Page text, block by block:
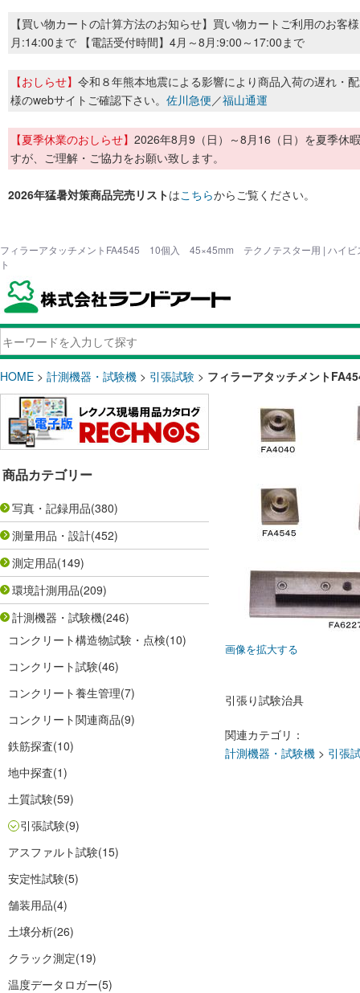
【買い物カートの計算方法のお知らせ】買い物カートご利用のお客
月:14:00まで 【電話受付時間】4月～8月:9:00～17:00まで
【おしらせ】 令和８年熊本地震による影響により商品入荷の遅れ・
様のwebサイトご確認下さい。 佐川急便／福山通運
【夏季休業のおしらせ】 2026年8月9（日）～8月16（日）を夏季休
すが、ご理解・ご協力をお願い致します。
2026年猛暑対策商品完売リストはこちらからご覧ください。
フィラーアタッチメントFA4545 10個入 45×45mm テクノテスター用 | ハイビ
ト
HOME > 計測機器・試験機 > 引張試験 > フィラーアタッチメント
商品カテゴリー
写真・記録用品(380)
測量用品・設計(452)
測定用品(149)
環境計測用品(209)
計測機器・試験機(246)
コンクリート構造物試験・点検(10)
コンクリート試験(46)
コンクリート養生管理(7)
コンクリート関連商品(9)
鉄筋探査(10)
地中探査(1)
土質試験(59)
引張試験(9)
アスファルト試験(15)
安定性試験(5)
舗装用品(4)
土壌分析(26)
クラック測定(19)
温度データロガー(5)
画像を拡大する
引張り試験治具
関連カテゴリ：
計測機器・試験機 > 引張